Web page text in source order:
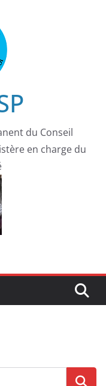
du Conseil
en charge du